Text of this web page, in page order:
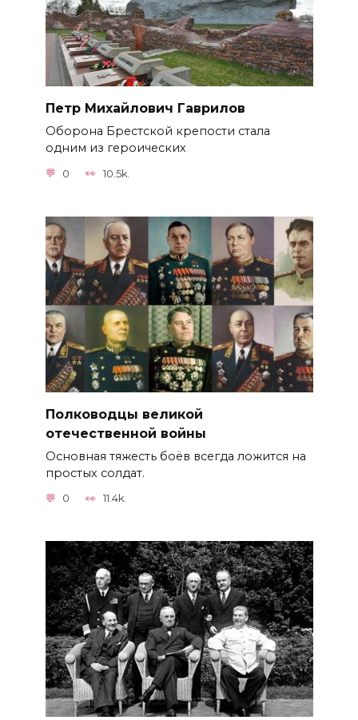
Петр Михайлович Гаврилов
Оборона Брестской крепости стала
одним из героических
0 10.5k.
Полководцы великой
отечественной войны
Основная тяжесть боёв всегда ложится на
простых солдат.
0 11.4k.